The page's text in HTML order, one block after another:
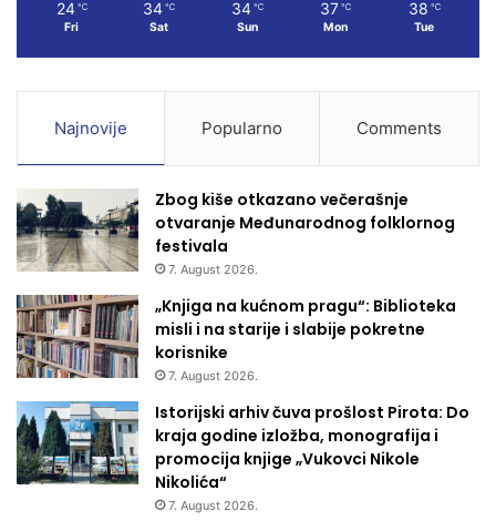
24 ℃
Fri
34 ℃
Sat
34 ℃
Sun
37 ℃
Mon
38 ℃
Tue
Najnovije Popularno Comments
Zbog kiše otkazano večerašnje
otvaranje Međunarodnog folklornog
festivala
7. August 2026.
„Knjiga na kućnom pragu“: Biblioteka
misli i na starije i slabije pokretne
korisnike
7. August 2026.
Istorijski arhiv čuva prošlost Pirota: Do
kraja godine izložba, monografija i
promocija knjige „Vukovci Nikole
Nikolića“
7. August 2026.